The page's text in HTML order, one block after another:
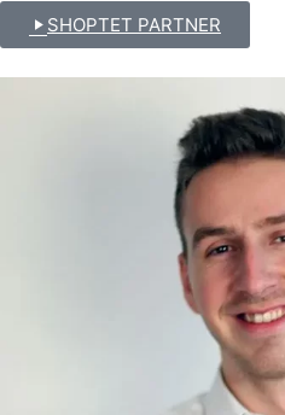
SHOPTET PARTNER